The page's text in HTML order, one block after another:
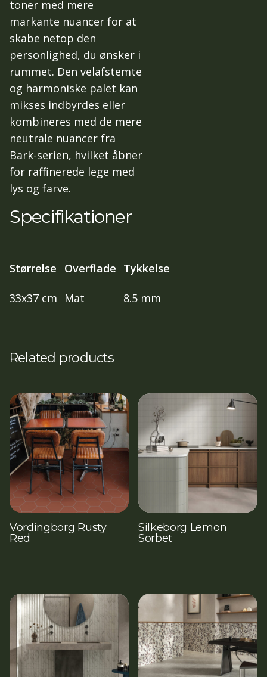
toner med mere
markante nuancer for at
skabe netop den
personlighed, du ønsker i
rummet. Den velafstemte
og harmoniske palet kan
mikses indbyrdes eller
kombineres med de mere
neutrale nuancer fra
Bark-serien, hvilket åbner
for raffinerede lege med
lys og farve.
Specifikationer
Størrelse Overflade Tykkelse
33x37 cm Mat 8.5 mm
Related products
Vordingborg Rusty
Red
Silkeborg Lemon
Sorbet